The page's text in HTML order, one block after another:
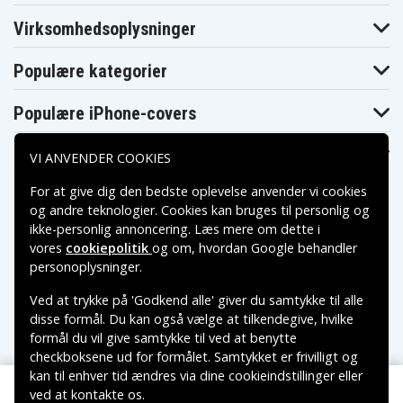
FX320, CCDFX330, CCDFX340, CCD-FX340,
CCD-FX400E, CCDFX410, CCD-FX410, CCDFX410E,
CCDFX411, CCD-FX411, CCDFX420, CCD-FX420,
CCD-FX425, CCDFX430, CCD-FX430, CCD-FX435,
CCDFX510, CCD-FX510, CCDFX510E, CCD-FX510E,
CCDFX511, CCD-FX511, CCDFX520, CCD-FX520,
CCD-FX525, CCDFX530, CCD-FX530, CCDFX600,
CCD-FX600, CCDFX620, CCD-FX620, CCDFX630,
CCD-FX630, CCDFX640, CCD-FX640, CCDFX700,
CCD-FX700, CCDFX700E, CCDFX710, CCD-FX710,
CCD-FX720, CCDFX730, CCDFX730V, CCD-FX730V,
CCD-FX810, CCDFX830V, CCDFX830VE, CCD-
FX830VE, CCDG100ST, CCD-G100ST, CCDGV200,
CCD-GV200, CCDGV300, CCDGV500, CCDGV8,
CCDGV9, CCDGV9E, CCDM10, CCDM7, CCDM77,
Virksomhedsoplysninger
Populære kategorier
Populære iPhone-covers
Populære Samsung-covers
Betalingsmuligheder
Leveringsmuligheder
Copyright © 2026, Spares Nordic AB
VI ANVENDER COOKIES
For at give dig den bedste oplevelse anvender vi cookies
og andre teknologier. Cookies kan bruges til personlig og
ikke-personlig annoncering. Læs mere om dette i
vores cookiepolitik og om, hvordan Google behandler
personoplysninger.
Ved at trykke på 'Godkend alle' giver du samtykke til alle
disse formål. Du kan også vælge at tilkendegive, hvilke
formål du vil give samtykke til ved at benytte
checkboksene ud for formålet. Samtykket er frivilligt og
kan til enhver tid ændres via dine cookieindstillinger eller
ved at kontakte os.